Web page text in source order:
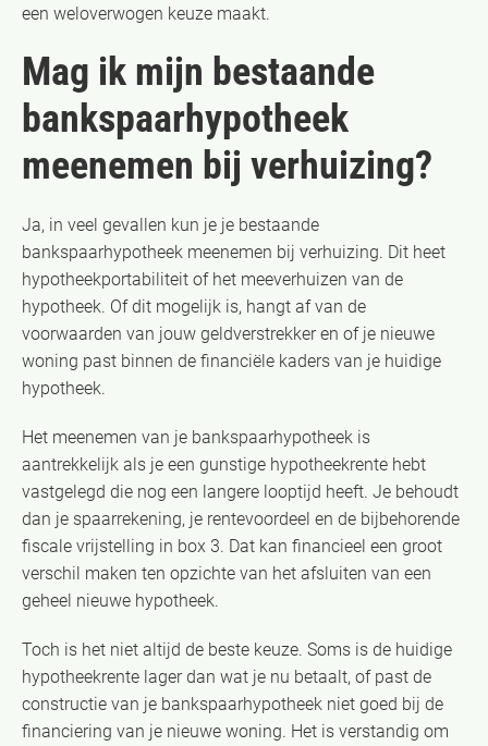
een weloverwogen keuze maakt.
Mag ik mijn bestaande
bankspaarhypotheek
meenemen bij verhuizing?
Ja, in veel gevallen kun je je bestaande
bankspaarhypotheek meenemen bij verhuizing. Dit heet
hypotheekportabiliteit of het meeverhuizen van de
hypotheek. Of dit mogelijk is, hangt af van de
voorwaarden van jouw geldverstrekker en of je nieuwe
woning past binnen de financiële kaders van je huidige
hypotheek.
Het meenemen van je bankspaarhypotheek is
aantrekkelijk als je een gunstige hypotheekrente hebt
vastgelegd die nog een langere looptijd heeft. Je behoudt
dan je spaarrekening, je rentevoordeel en de bijbehorende
fiscale vrijstelling in box 3. Dat kan financieel een groot
verschil maken ten opzichte van het afsluiten van een
geheel nieuwe hypotheek.
Toch is het niet altijd de beste keuze. Soms is de huidige
hypotheekrente lager dan wat je nu betaalt, of past de
constructie van je bankspaarhypotheek niet goed bij de
financiering van je nieuwe woning. Het is verstandig om